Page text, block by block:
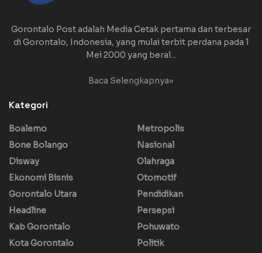
Gorontalo Post adalah Media Cetak pertama dan terbesar
di Gorontalo, Indonesia, yang mulai terbit perdana pada 1
Mei 2000 yang beral...
Baca Selengkapnya»
Kategori
Boalemo
Bone Bolango
Disway
Ekonomi Bisnis
Gorontalo Utara
Headline
Kab Gorontalo
Kota Gorontalo
Metropolis
Nasional
Olahraga
Otomotif
Pendidikan
Persepsi
Pohuwato
Politik